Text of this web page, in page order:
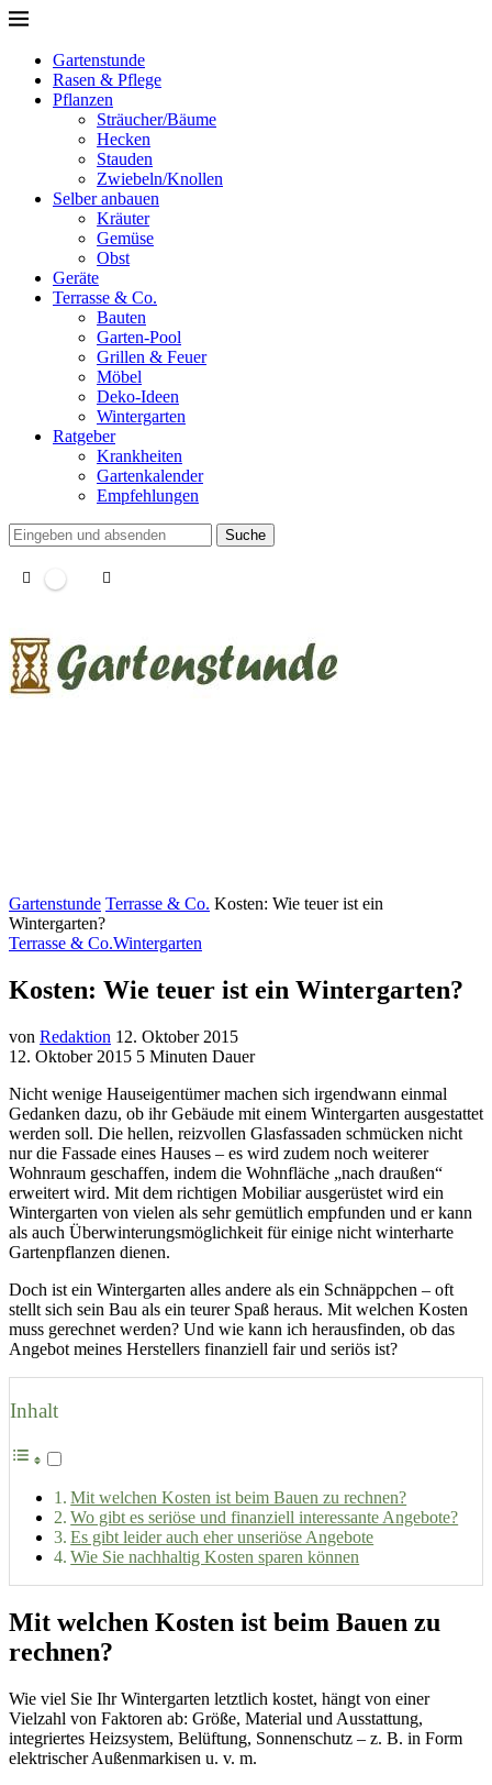
Gartenstunde
Rasen & Pflege
Pflanzen
Sträucher/Bäume
Hecken
Stauden
Zwiebeln/Knollen
Selber anbauen
Kräuter
Gemüse
Obst
Geräte
Terrasse & Co.
Bauten
Garten-Pool
Grillen & Feuer
Möbel
Deko-Ideen
Wintergarten
Ratgeber
Krankheiten
Gartenkalender
Empfehlungen
Suche
Gartenstunde Terrasse & Co. Kosten: Wie teuer ist ein
Wintergarten?
Terrasse & Co.Wintergarten
Kosten: Wie teuer ist ein Wintergarten?
von Redaktion 12. Oktober 2015
12. Oktober 2015 5 Minuten Dauer
Nicht wenige Hauseigentümer machen sich irgendwann einmal
Gedanken dazu, ob ihr Gebäude mit einem Wintergarten ausgestattet
werden soll. Die hellen, reizvollen Glasfassaden schmücken nicht
nur die Fassade eines Hauses – es wird zudem noch weiterer
Wohnraum geschaffen, indem die Wohnfläche „nach draußen“
erweitert wird. Mit dem richtigen Mobiliar ausgerüstet wird ein
Wintergarten von vielen als sehr gemütlich empfunden und er kann
als auch Überwinterungsmöglichkeit für einige nicht winterharte
Gartenpflanzen dienen.
Doch ist ein Wintergarten alles andere als ein Schnäppchen – oft
stellt sich sein Bau als ein teurer Spaß heraus. Mit welchen Kosten
muss gerechnet werden? Und wie kann ich herausfinden, ob das
Angebot meines Herstellers finanziell fair und seriös ist?
Inhalt
Mit welchen Kosten ist beim Bauen zu rechnen?
Wo gibt es seriöse und finanziell interessante Angebote?
Es gibt leider auch eher unseriöse Angebote
Wie Sie nachhaltig Kosten sparen können
Mit welchen Kosten ist beim Bauen zu
rechnen?
Wie viel Sie Ihr Wintergarten letztlich kostet, hängt von einer
Vielzahl von Faktoren ab: Größe, Material und Ausstattung,
integriertes Heizsystem, Belüftung, Sonnenschutz – z. B. in Form
elektrischer Außenmarkisen u. v. m.